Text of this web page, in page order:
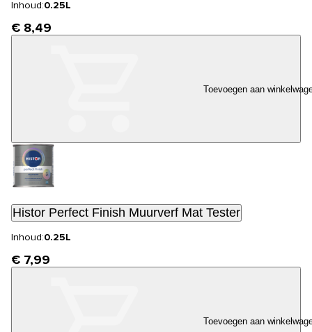
Inhoud:0.25L
€ 8,49
Toevoegen aan
Histor Perfect Finish Muurverf Mat Tester
Inhoud:0.25L
€ 7,99
Toevoegen aan